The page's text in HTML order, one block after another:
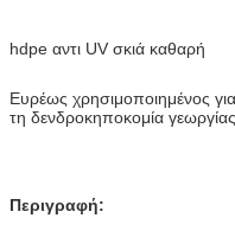
hdpe αντι UV σκιά καθαρή
Ευρέως χρησιμοποιημένος
τη δενδροκηποκομία γεωργίας
Περιγραφή: